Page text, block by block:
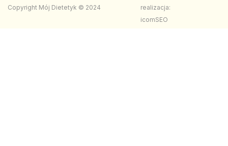
Copyright Mój Dietetyk © 2024
realizacja:
icomSEO